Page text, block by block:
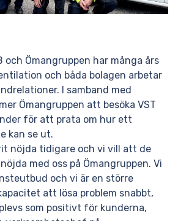
och Ömangruppen har många års
och båda bolagen arbetar
I samband med
Ömangruppen att besöka VST
för att prata om hur ett
kan se ut.
nöjda tidigare och vi vill att de
med oss på Ömangruppen. Vi
och vi är en större
att lösa problem snabbt,
som positivt för kunderna,